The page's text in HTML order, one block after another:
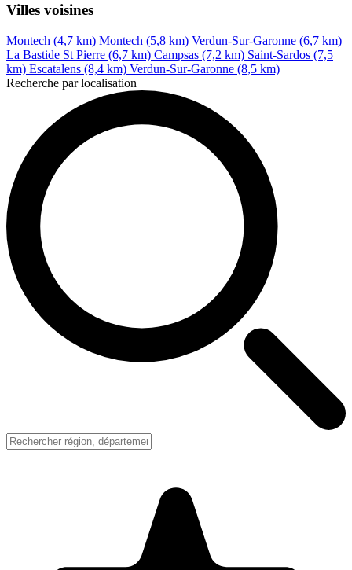
Villes voisines
Montech (4,7 km) Montech (5,8 km) Verdun-Sur-Garonne (6,7 km)
La Bastide St Pierre (6,7 km) Campsas (7,2 km) Saint-Sardos (7,5
km) Escatalens (8,4 km) Verdun-Sur-Garonne (8,5 km)
Recherche par localisation